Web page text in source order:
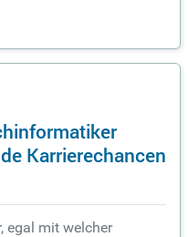
Karrierechancen
egal mit welcher